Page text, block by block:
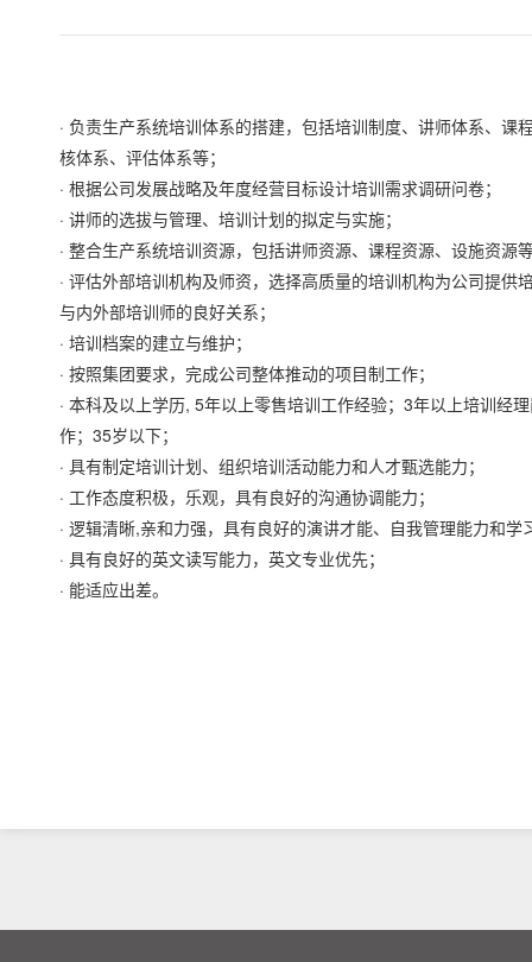
· 负责生产系统培训体系的搭建，包括培训制度、讲师体系、课
核体系、评估体系等；
· 根据公司发展战略及年度经营目标设计培训需求调研问卷；
· 讲师的选拔与管理、培训计划的拟定与实施；
· 整合生产系统培训资源，包括讲师资源、课程资源、设施资源
· 评估外部培训机构及师资，选择高质量的培训机构为公司提供
与内外部培训师的良好关系；
· 培训档案的建立与维护；
· 按照集团要求，完成公司整体推动的项目制工作；
· 本科及以上学历, 5年以上零售培训工作经验；3年以上培训经
作；35岁以下；
· 具有制定培训计划、组织培训活动能力和人才甄选能力；
· 工作态度积极，乐观，具有良好的沟通协调能力；
· 逻辑清晰,亲和力强，具有良好的演讲才能、自我管理能力和学
· 具有良好的英文读写能力，英文专业优先；
· 能适应出差。